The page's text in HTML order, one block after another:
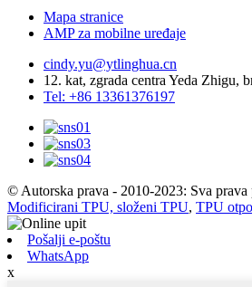
Mapa stranice
AMP za mobilne uređaje
cindy.yu@ytlinghua.cn
12. kat, zgrada centra Yeda Zhigu,
Tel: +86 13361376197
© Autorska prava - 2010-2023: Sva prava
Modificirani TPU, složeni TPU, TPU
Pošalji e-poštu
WhatsApp
x